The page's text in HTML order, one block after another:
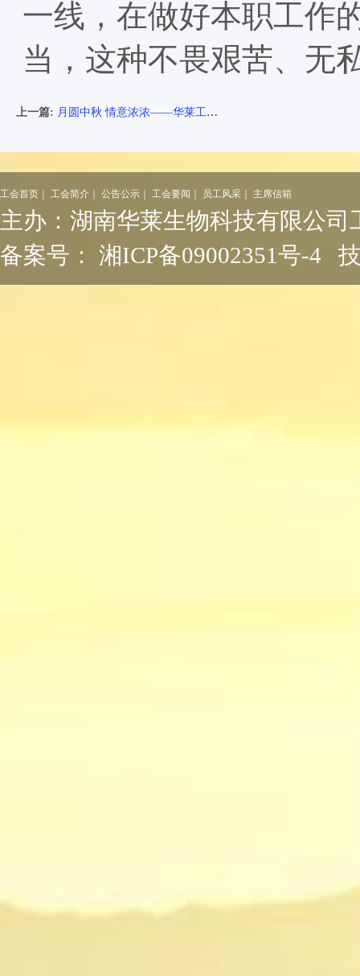
一线，在做好本职工作
当，这种不畏艰苦、无
上一篇: 月圆中秋 情意浓浓——华莱工会为职工发放中秋福利
工会首页 工会简介 公告公示 工会要闻 员工风采 主席信箱
主办： 湖南华莱生物科技有限公司
备案号：
湘ICP备09002351号-4